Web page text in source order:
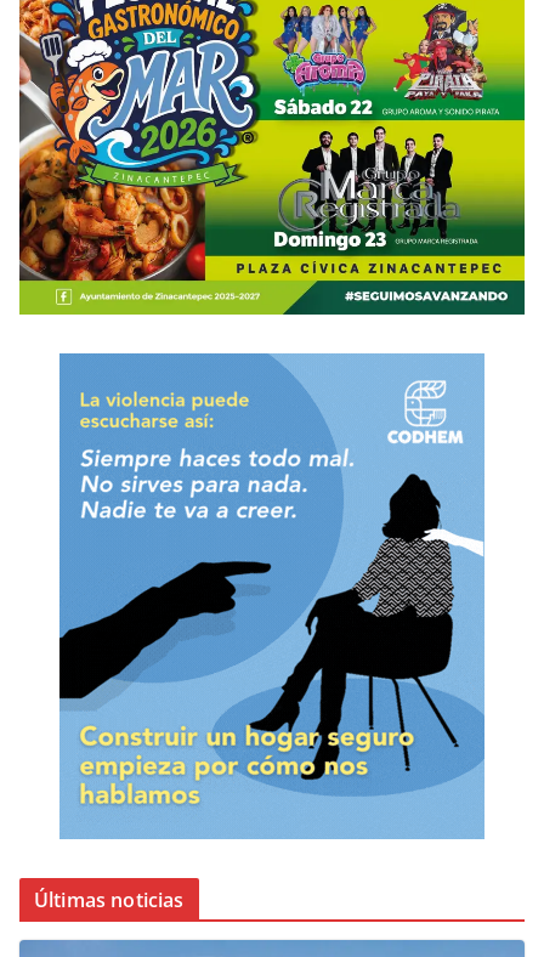
Últimas noticias